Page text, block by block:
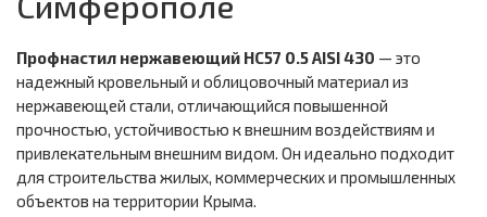
Профнастил нержавеющий НС57 0.5 AISI 430 — это
надежный кровельный и облицовочный материал из
нержавеющей стали, отличающийся повышенной
прочностью, устойчивостью к внешним воздействиям и
привлекательным внешним видом. Он идеально подходит
для строительства жилых, коммерческих и промышленных
объектов на территории Крыма.